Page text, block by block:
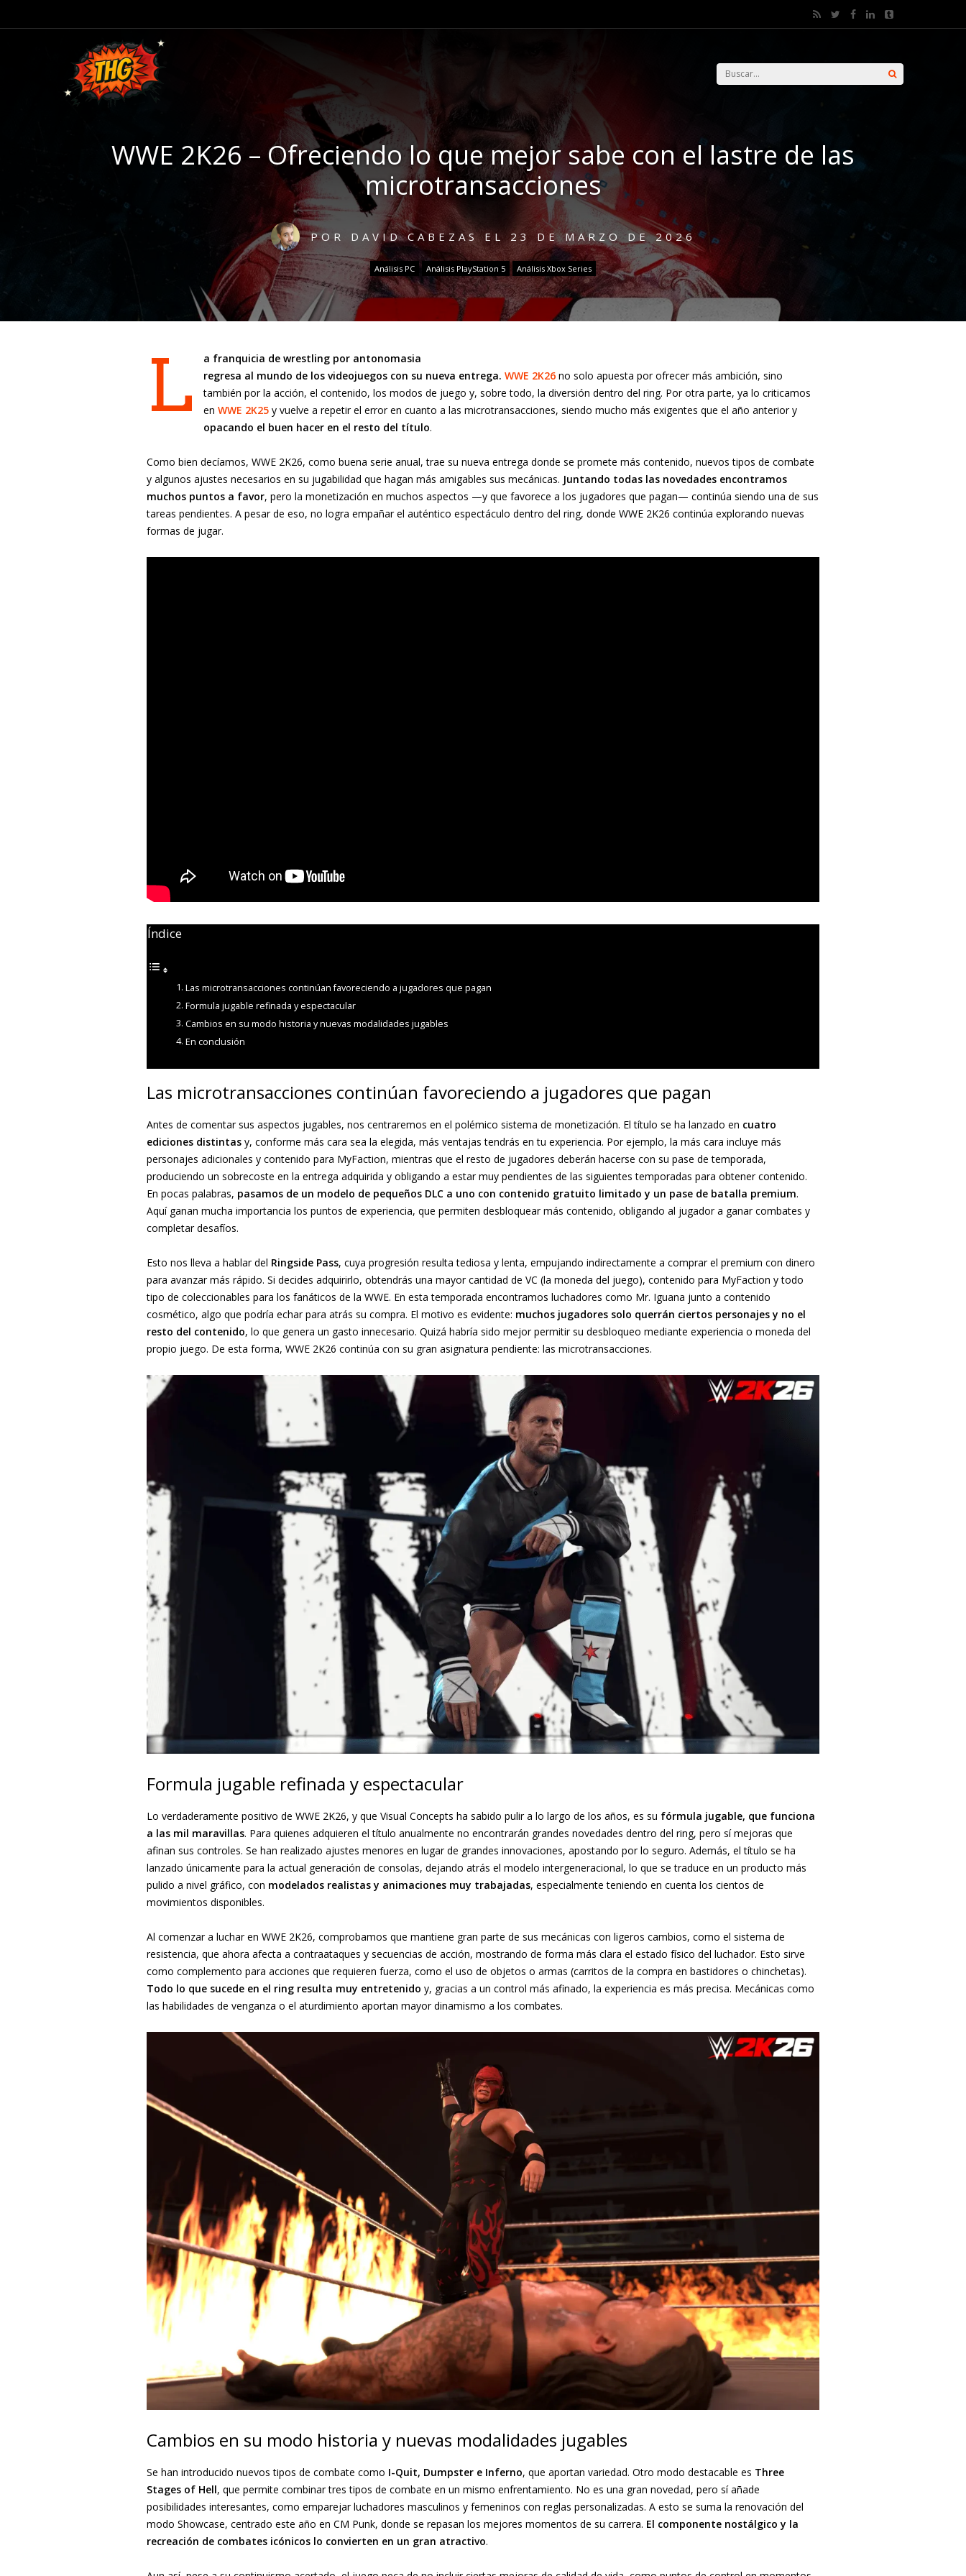
WWE 2K26 – Ofreciendo lo que mejor sabe con el lastre de las
microtransacciones
POR DAVID CABEZASEL23 DE MARZO DE 2026
Análisis PC Análisis PlayStation 5 Análisis Xbox Series
L
a franquicia de wrestling por antonomasia
regresa al mundo de los videojuegos con su nueva entrega. WWE 2K26 no solo apuesta por ofrecer más ambición, sino
también por la acción, el contenido, los modos de juego y, sobre todo, la diversión dentro del ring. Por otra parte, ya lo criticamos
en WWE 2K25 y vuelve a repetir el error en cuanto a las microtransacciones, siendo mucho más exigentes que el año anterior y
opacando el buen hacer en el resto del título.
Como bien decíamos, WWE 2K26, como buena serie anual, trae su nueva entrega donde se promete más contenido, nuevos tipos de combate
y algunos ajustes necesarios en su jugabilidad que hagan más amigables sus mecánicas. Juntando todas las novedades encontramos
muchos puntos a favor, pero la monetización en muchos aspectos —y que favorece a los jugadores que pagan— continúa siendo una de sus
tareas pendientes. A pesar de eso, no logra empañar el auténtico espectáculo dentro del ring, donde WWE 2K26 continúa explorando nuevas
formas de jugar.
Índice
Las microtransacciones continúan favoreciendo a jugadores que pagan
Formula jugable refinada y espectacular
Cambios en su modo historia y nuevas modalidades jugables
En conclusión
Las microtransacciones continúan favoreciendo a jugadores que pagan
Antes de comentar sus aspectos jugables, nos centraremos en el polémico sistema de monetización. El título se ha lanzado en cuatro
ediciones distintas y, conforme más cara sea la elegida, más ventajas tendrás en tu experiencia. Por ejemplo, la más cara incluye más
personajes adicionales y contenido para MyFaction, mientras que el resto de jugadores deberán hacerse con su pase de temporada,
produciendo un sobrecoste en la entrega adquirida y obligando a estar muy pendientes de las siguientes temporadas para obtener contenido.
En pocas palabras, pasamos de un modelo de pequeños DLC a uno con contenido gratuito limitado y un pase de batalla premium.
Aquí ganan mucha importancia los puntos de experiencia, que permiten desbloquear más contenido, obligando al jugador a ganar combates y
completar desafíos.
Esto nos lleva a hablar del Ringside Pass, cuya progresión resulta tediosa y lenta, empujando indirectamente a comprar el premium con dinero
para avanzar más rápido. Si decides adquirirlo, obtendrás una mayor cantidad de VC (la moneda del juego), contenido para MyFaction y todo
tipo de coleccionables para los fanáticos de la WWE. En esta temporada encontramos luchadores como Mr. Iguana junto a contenido
cosmético, algo que podría echar para atrás su compra. El motivo es evidente: muchos jugadores solo querrán ciertos personajes y no el
resto del contenido, lo que genera un gasto innecesario. Quizá habría sido mejor permitir su desbloqueo mediante experiencia o moneda del
propio juego. De esta forma, WWE 2K26 continúa con su gran asignatura pendiente: las microtransacciones.
Formula jugable refinada y espectacular
Lo verdaderamente positivo de WWE 2K26, y que Visual Concepts ha sabido pulir a lo largo de los años, es su fórmula jugable, que funciona
a las mil maravillas. Para quienes adquieren el título anualmente no encontrarán grandes novedades dentro del ring, pero sí mejoras que
afinan sus controles. Se han realizado ajustes menores en lugar de grandes innovaciones, apostando por lo seguro. Además, el título se ha
lanzado únicamente para la actual generación de consolas, dejando atrás el modelo intergeneracional, lo que se traduce en un producto más
pulido a nivel gráfico, con modelados realistas y animaciones muy trabajadas, especialmente teniendo en cuenta los cientos de
movimientos disponibles.
Al comenzar a luchar en WWE 2K26, comprobamos que mantiene gran parte de sus mecánicas con ligeros cambios, como el sistema de
resistencia, que ahora afecta a contraataques y secuencias de acción, mostrando de forma más clara el estado físico del luchador. Esto sirve
como complemento para acciones que requieren fuerza, como el uso de objetos o armas (carritos de la compra en bastidores o chinchetas).
Todo lo que sucede en el ring resulta muy entretenido y, gracias a un control más afinado, la experiencia es más precisa. Mecánicas como
las habilidades de venganza o el aturdimiento aportan mayor dinamismo a los combates.
Cambios en su modo historia y nuevas modalidades jugables
Se han introducido nuevos tipos de combate como I-Quit, Dumpster e Inferno, que aportan variedad. Otro modo destacable es Three
Stages of Hell, que permite combinar tres tipos de combate en un mismo enfrentamiento. No es una gran novedad, pero sí añade
posibilidades interesantes, como emparejar luchadores masculinos y femeninos con reglas personalizadas. A esto se suma la renovación del
modo Showcase, centrado este año en CM Punk, donde se repasan los mejores momentos de su carrera. El componente nostálgico y la
recreación de combates icónicos lo convierten en un gran atractivo.